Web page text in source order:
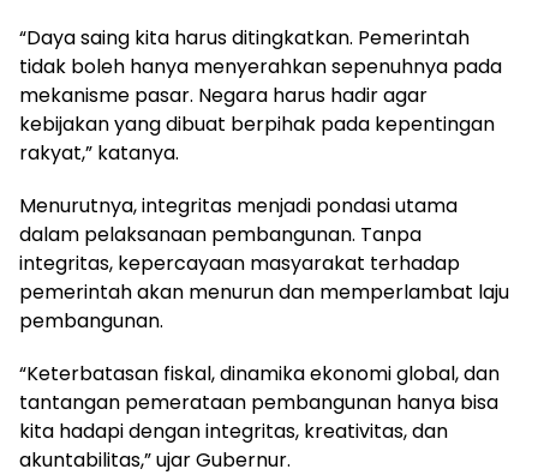
“Daya saing kita harus ditingkatkan. Pemerintah
tidak boleh hanya menyerahkan sepenuhnya pada
mekanisme pasar. Negara harus hadir agar
kebijakan yang dibuat berpihak pada kepentingan
rakyat,” katanya.
Menurutnya, integritas menjadi pondasi utama
dalam pelaksanaan pembangunan. Tanpa
integritas, kepercayaan masyarakat terhadap
pemerintah akan menurun dan memperlambat laju
pembangunan.
“Keterbatasan fiskal, dinamika ekonomi global, dan
tantangan pemerataan pembangunan hanya bisa
kita hadapi dengan integritas, kreativitas, dan
akuntabilitas,” ujar Gubernur.